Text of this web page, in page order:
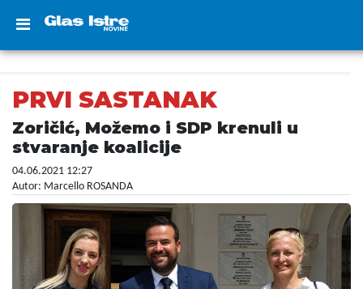
PRVI SASTANAK
Zoričić, Možemo i SDP krenuli u
stvaranje koalicije
04.06.2021 12:27
Autor: Marcello ROSANDA